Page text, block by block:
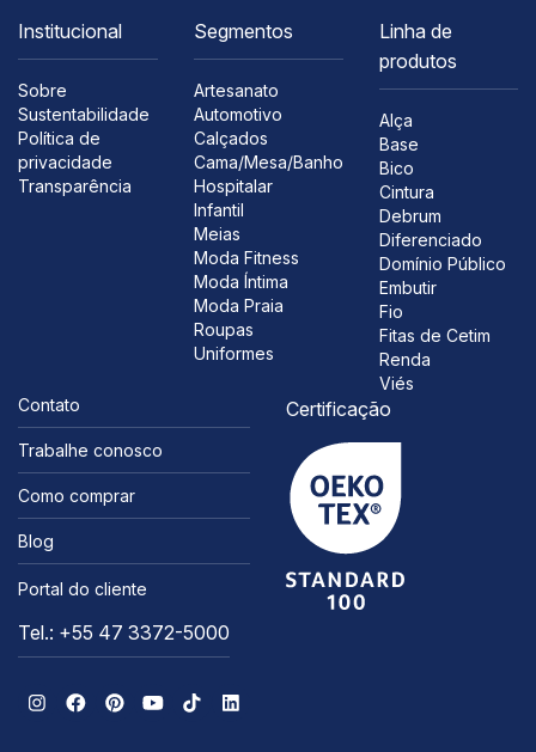
Institucional
Sobre
Sustentabilidade
Política de
privacidade
Transparência
Segmentos
Artesanato
Automotivo
Calçados
Cama/Mesa/Banho
Hospitalar
Infantil
Meias
Moda Fitness
Moda Íntima
Moda Praia
Roupas
Uniformes
Linha de
produtos
Alça
Base
Bico
Cintura
Debrum
Diferenciado
Domínio Público
Embutir
Fio
Fitas de Cetim
Renda
Viés
Contato
Trabalhe conosco
Como comprar
Blog
Portal do cliente
Tel.: +55 47 3372-5000
Certificação